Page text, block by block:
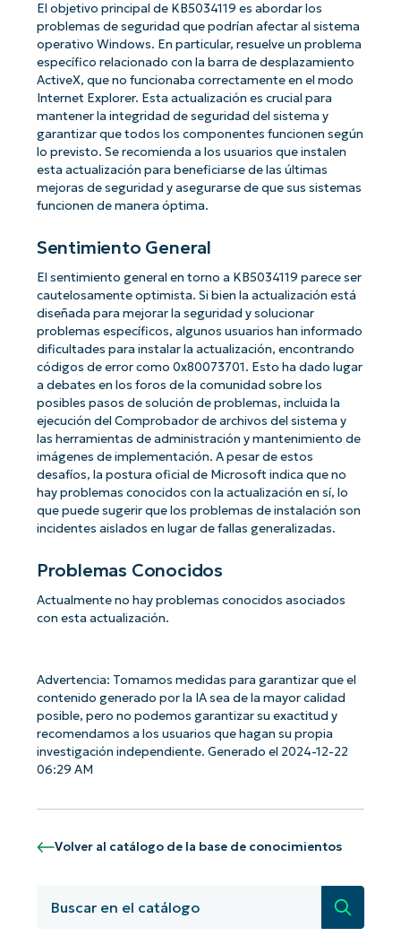
El objetivo principal de KB5034119 es abordar los
problemas de seguridad que podrían afectar al sistema
operativo Windows. En particular, resuelve un problema
específico relacionado con la barra de desplazamiento
ActiveX, que no funcionaba correctamente en el modo
Internet Explorer. Esta actualización es crucial para
mantener la integridad de seguridad del sistema y
garantizar que todos los componentes funcionen según
lo previsto. Se recomienda a los usuarios que instalen
esta actualización para beneficiarse de las últimas
mejoras de seguridad y asegurarse de que sus sistemas
funcionen de manera óptima.
Sentimiento General
El sentimiento general en torno a KB5034119 parece ser
cautelosamente optimista. Si bien la actualización está
diseñada para mejorar la seguridad y solucionar
problemas específicos, algunos usuarios han informado
dificultades para instalar la actualización, encontrando
códigos de error como 0x80073701. Esto ha dado lugar
a debates en los foros de la comunidad sobre los
posibles pasos de solución de problemas, incluida la
ejecución del Comprobador de archivos del sistema y
las herramientas de administración y mantenimiento de
imágenes de implementación. A pesar de estos
desafíos, la postura oficial de Microsoft indica que no
hay problemas conocidos con la actualización en sí, lo
que puede sugerir que los problemas de instalación son
incidentes aislados en lugar de fallas generalizadas.
Problemas Conocidos
Actualmente no hay problemas conocidos asociados
con esta actualización.
Advertencia: Tomamos medidas para garantizar que el
contenido generado por la IA sea de la mayor calidad
posible, pero no podemos garantizar su exactitud y
recomendamos a los usuarios que hagan su propia
investigación independiente. Generado el 2024-12-22
06:29 AM
Volver al catálogo de la base de conocimientos
¡Empiece con los análisis de KB
basados en IA de NinjaOne!